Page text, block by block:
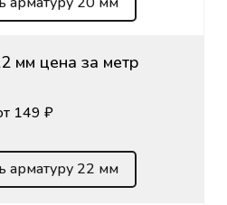
мм цена за метр
149 ₽
арматуру 22 мм